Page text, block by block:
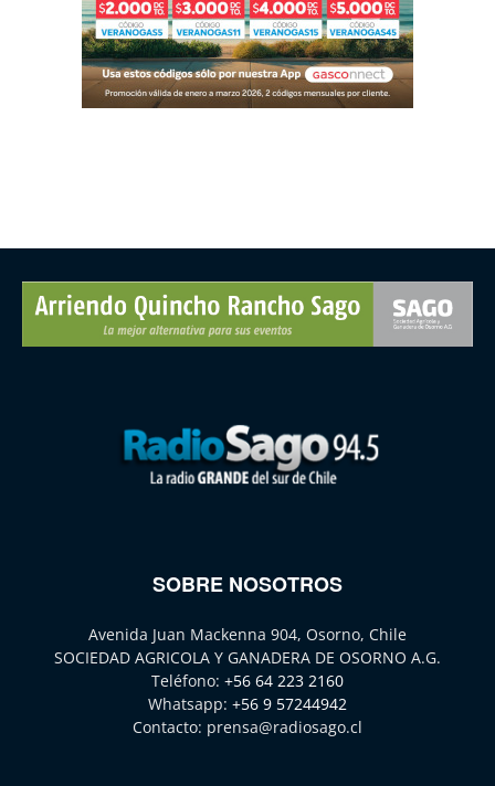
SOBRE NOSOTROS
Avenida Juan Mackenna 904, Osorno, Chile
SOCIEDAD AGRICOLA Y GANADERA DE OSORNO A.G.
Teléfono: +56 64 223 2160
Whatsapp: +56 9 57244942
Contacto: prensa@radiosago.cl